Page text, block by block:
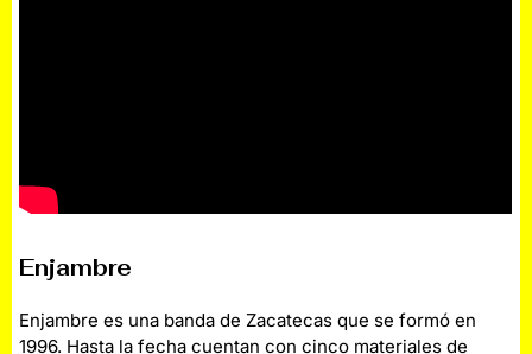
Enjambre
Enjambre es una banda de Zacatecas que se formó en
1996. Hasta la fecha cuentan con cinco materiales de